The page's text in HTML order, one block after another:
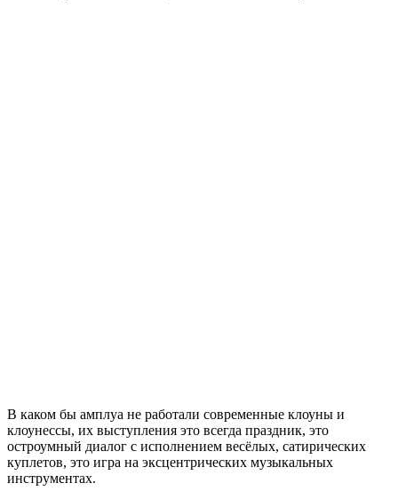
В каком бы амплуа не работали современные клоуны и
клоунессы, их выступления это всегда праздник, это
остроумный диалог с исполнением весёлых, сатирических
куплетов, это игра на эксцентрических музыкальных
инструментах.